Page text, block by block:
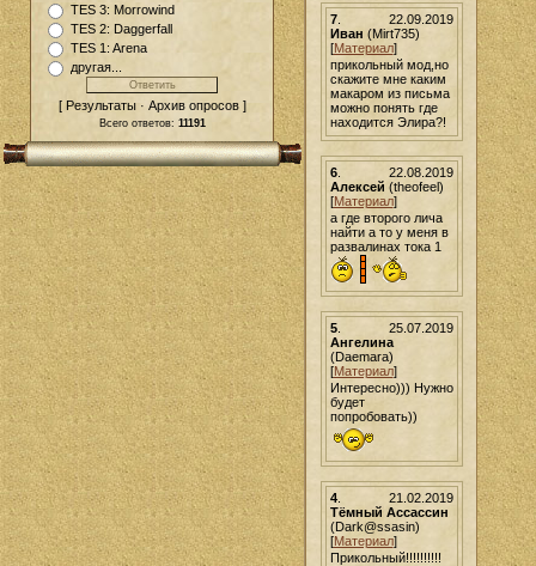
TES 3: Morrowind
TES 2: Daggerfall
TES 1: Arena
другая...
[ Результаты · Архив опросов ]
Всего ответов: 11191
22.09.2019
7.
Иван (Mirt735)
[Материал]
прикольный мод,но
скажите мне каким
макаром из письма
можно понять где
находится Элира?!
22.08.2019
6.
Алексей (theofeel)
[Материал]
а где второго лича
найти а то у меня в
развалинах тока 1
25.07.2019
5.
Ангелина
(Daemara)
[Материал]
Интересно))) Нужно
будет
попробовать))
21.02.2019
4.
Тёмный Ассассин
(Dark@ssasin)
[Материал]
Прикольный!!!!!!!!!!